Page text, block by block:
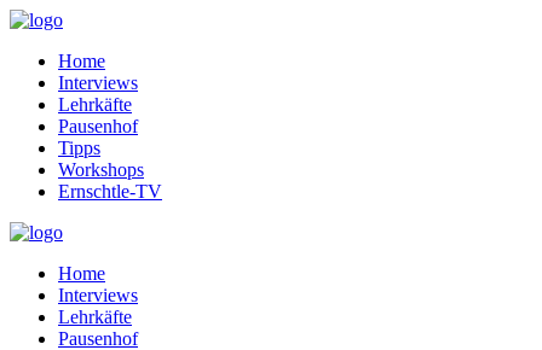
Home
Interviews
Lehrkäfte
Pausenhof
Tipps
Workshops
Ernschtle-TV
Home
Interviews
Lehrkäfte
Pausenhof